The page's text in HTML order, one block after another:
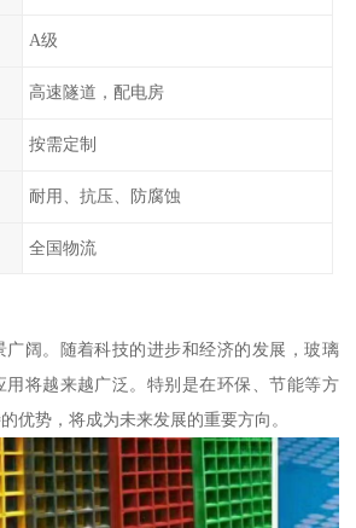
A级
高速隧道，配电房
按需定制
耐用、抗压、防腐蚀
全国物流
广阔。随着科技的进步和经济的发展，玻璃
用将越来越广泛。特别是在环保、节能等方
优势，将成为未来发展的重要方向。